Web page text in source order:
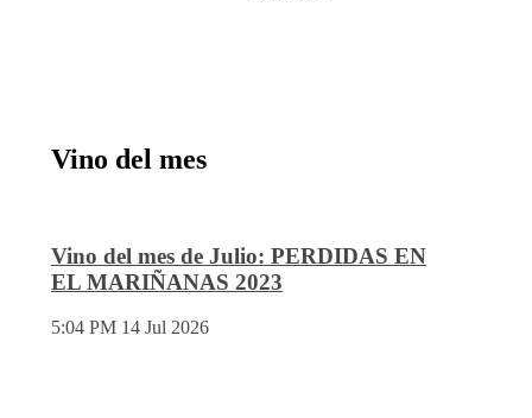
Vino del mes
Vino del mes de Julio: PERDIDAS EN
EL MARIÑANAS 2023
5:04 PM 14 Jul 2026